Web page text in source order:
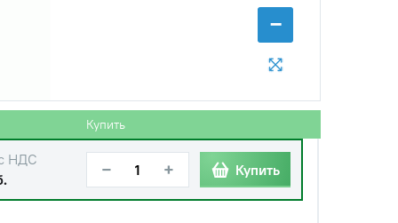
−
Купить
− + Купить
НДС
− + Купить